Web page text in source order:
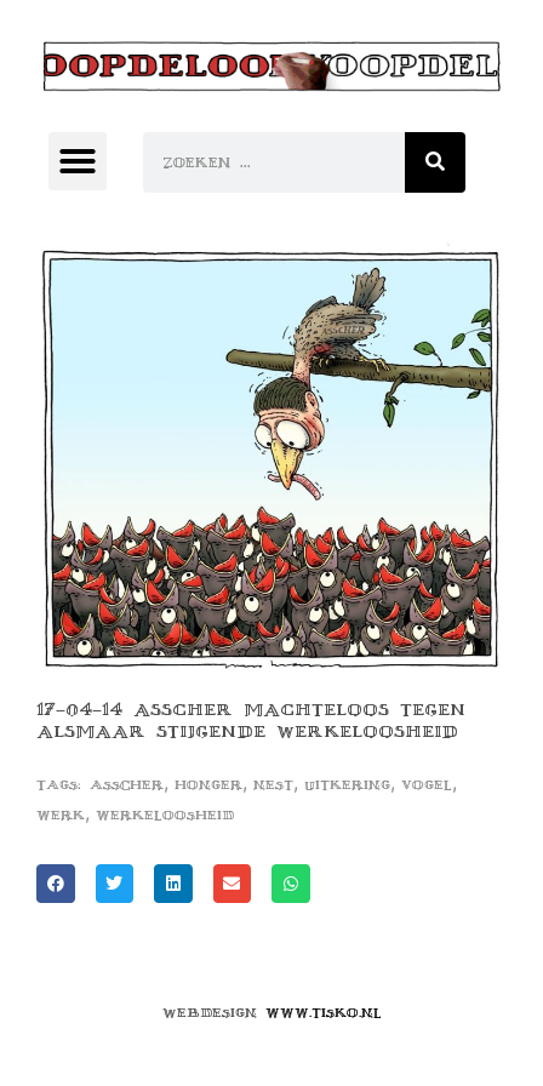
17-04-14 ASSCHER MACHTELOOS TEGEN
ALSMAAR STIJGENDE WERKELOOSHEID
Tags: asscher, honger, nest, uitkering, vogel,
werk, werkeloosheid
Webdesign www.tisko.nl